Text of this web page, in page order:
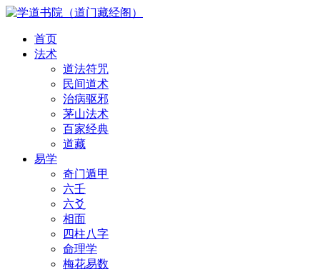
首页
法术
道法符咒
民间道术
治病驱邪
茅山法术
百家经典
道藏
易学
奇门遁甲
六壬
六爻
相面
四柱八字
命理学
梅花易数